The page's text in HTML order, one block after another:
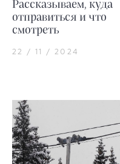
Рассказываем, куда
отправиться и что
смотреть
22 / 11 / 2024